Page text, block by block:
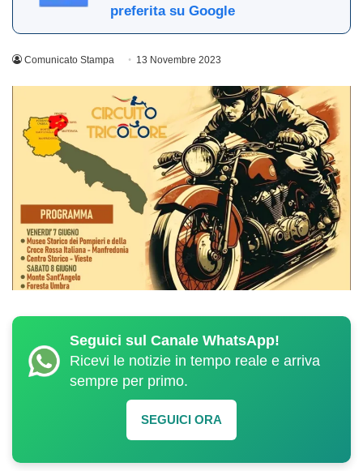
preferita su Google
Comunicato Stampa 13 Novembre 2023
Seguici sul Canale WhatsApp!
Ricevi le notizie in tempo reale e arriva
sempre per primo.
SEGUICI ORA